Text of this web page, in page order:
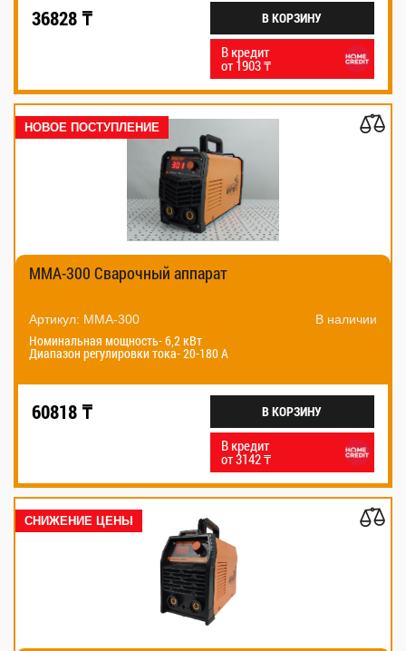
36828 ₸ В КОРЗИНУ
В кредит
от 1903 ₸
НОВОЕ ПОСТУПЛЕНИЕ
MMA-300 Сварочный аппарат
Артикул: MMA-300 В наличии
Номинальная мощность- 6,2 кВт
Диапазон регулировки тока- 20-180 А
60818 ₸ В КОРЗИНУ
В кредит
от 3142 ₸
СНИЖЕНИЕ ЦЕНЫ